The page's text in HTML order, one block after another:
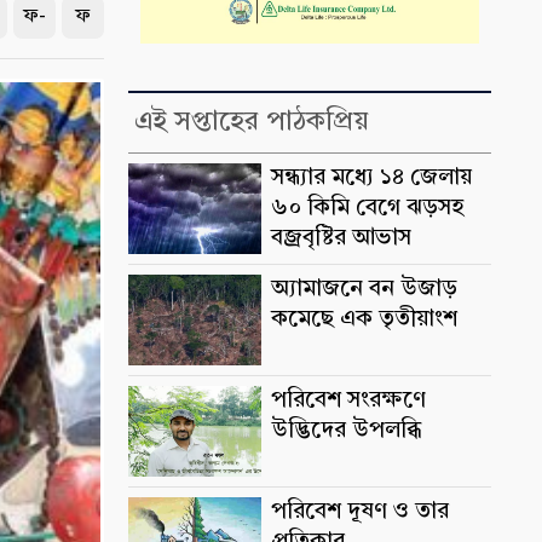
ফ- ফ
এই সপ্তাহের পাঠকপ্রিয়
সন্ধ্যার মধ্যে ১৪ জেলায়
৬০ কিমি বেগে ঝড়সহ
বজ্রবৃষ্টির আভাস
অ্যামাজনে বন উজাড়
কমেছে এক তৃতীয়াংশ
পরিবেশ সংরক্ষণে
উদ্ভিদের উপলব্ধি
পরিবেশ দূষণ ও তার